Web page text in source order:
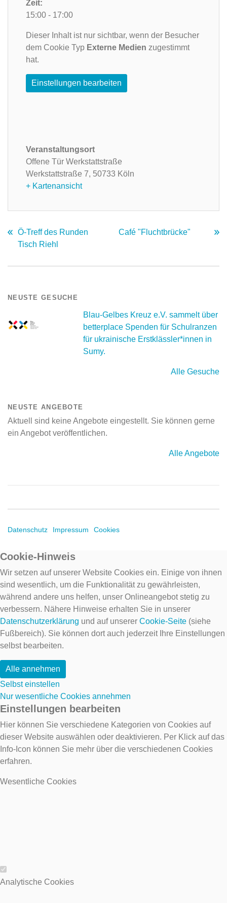
Zeit:
15:00 - 17:00
Dieser Inhalt ist nur sichtbar, wenn der Besucher
dem Cookie Typ Externe Medien zugestimmt
hat.
Einstellungen bearbeiten
Veranstaltungsort
Offene Tür Werkstattstraße
Werkstattstraße 7, 50733 Köln
+ Kartenansicht
Ö-Treff des Runden
Tisch Riehl
Café "Fluchtbrücke"
NEUSTE GESUCHE
Blau-Gelbes Kreuz e.V. sammelt über
betterplace Spenden für Schulranzen
für ukrainische Erstklässler*innen in
Sumy.
Alle Gesuche
NEUSTE ANGEBOTE
Aktuell sind keine Angebote eingestellt. Sie können gerne
ein Angebot veröffentlichen.
Alle Angebote
Datenschutz Impressum Cookies
Cookie-Hinweis
Wir setzen auf unserer Website Cookies ein. Einige von ihnen
sind wesentlich, um die Funktionalität zu gewährleisten,
während andere uns helfen, unser Onlineangebot stetig zu
verbessern. Nähere Hinweise erhalten Sie in unserer
Datenschutzerklärung und auf unserer Cookie-Seite (siehe
Fußbereich). Sie können dort auch jederzeit Ihre Einstellungen
selbst bearbeiten.
Alle annehmen
Selbst einstellen
Nur wesentliche Cookies annehmen
Einstellungen bearbeiten
Hier können Sie verschiedene Kategorien von Cookies auf
dieser Website auswählen oder deaktivieren. Per Klick auf das
Info-Icon können Sie mehr über die verschiedenen Cookies
erfahren.
Wesentliche Cookies
Wesentliche Cookies
Analytische Cookies